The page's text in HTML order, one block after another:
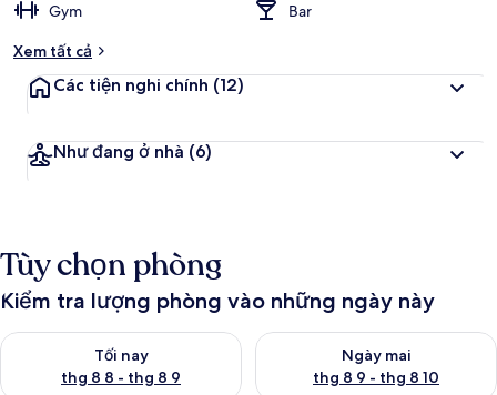
Gym
Bar
Xem tất cả
Các tiện nghi chính (12)
Như đang ở nhà (6)
Tùy chọn phòng
Kiểm tra lượng phòng vào những ngày này
Tối nay
thg 8 8 - thg 8 9
Kiểm tra lượng phòng tối nay từ thg 8 8 - thg 8 9
Ngày mai
thg 8 9 - thg 8 10
Kiểm tra lượng phòng ngày